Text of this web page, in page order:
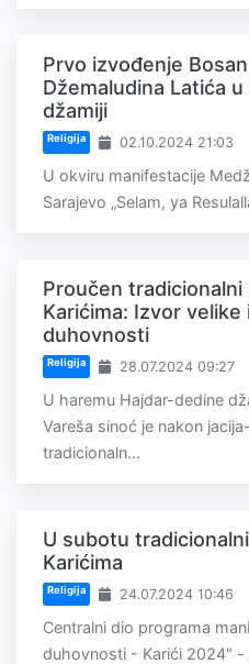
Prvo izvođenje
Džemaludina Latića
džamiji
Religija 02.10.2024 21:03
U okviru manifestacije
Sarajevo „Selam, ya
Proučen tradicionalni
Karićima: Izvor velike
duhovnosti
Religija 28.07.2024 09:27
U haremu Hajdar-dedine
Vareša sinoć je nakon
tradicionaln...
U subotu
Karićima
Religija 24.07.2024 10:46
Centralni dio programa
duhovnosti - Karići 2024" -